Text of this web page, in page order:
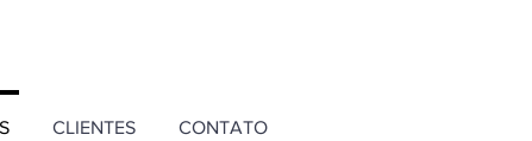
CLIENTES CONTATO